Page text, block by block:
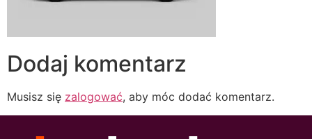
Dodaj komentarz
Musisz się zalogować, aby móc dodać komentarz.